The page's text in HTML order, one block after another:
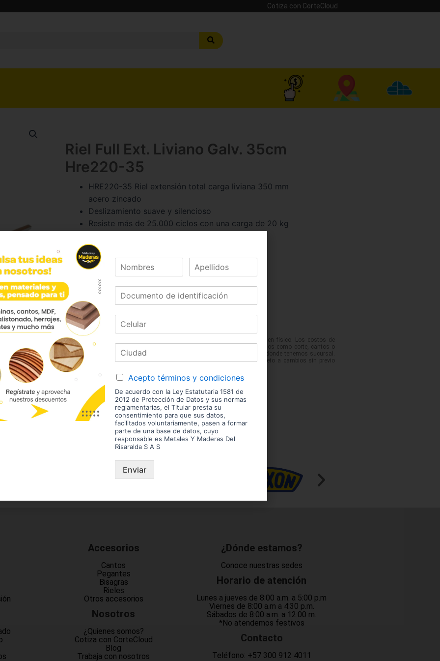
Cotiza con CorteCloud
Riel Full Ext. Liviano Galv. 35cm
Hre220-35
HRE220-35 Riel extensión total carga liviana 350 mm
acero zincado
Deslizamiento suave y silencioso
Resiste más de 25.000 ciclos con una carga de 20 kg
Marca:
Mobile
Código
01568
Referencia:
HRE220-35
Las imágenes mostradas son de referencia y los colores podrían variar en físico. Los costos de
envío son variables y serán asumidos por el comprador. No incluye servicios como corte, cantos o
enchape. Sólo despachamos tableros en la zona urbana de las ciudades donde tenemos sucursal.
Disponibilidad de mercancía sujeta a verificación de inventario. Precio sujeto a cambios sin previo
aviso.
Marcas
Accesorios
Cantos
Pegantes
Bisagras
Rieles
Otros accesorios
Nosotros
¿Quienes somos?
Cotiza con CorteCloud
Blog
Trabaja con nosotros
¿Dónde estamos?
Conoce nuestras sedes
Horario de atención
Lunes a jueves de 8:00 a.m. a 5:00 p.m
Viernes de 8:00 a.m a 4:30 p.m.
Sábados de 8:00 a.m. a 12:00 m.
*No atendemos festivos
Contacto
Teléfono: +57 300 912 4011
Acepto términos y condiciones
De acuerdo con la Ley Estatutaria 1581 de
2012 de Protección de Datos y sus normas
reglamentarias, el Titular presta su
consentimiento para que sus datos,
facilitados voluntariamente, pasen a formar
parte de una base de datos, cuyo
responsable es Metales Y Maderas Del
Risaralda S A S
Enviar